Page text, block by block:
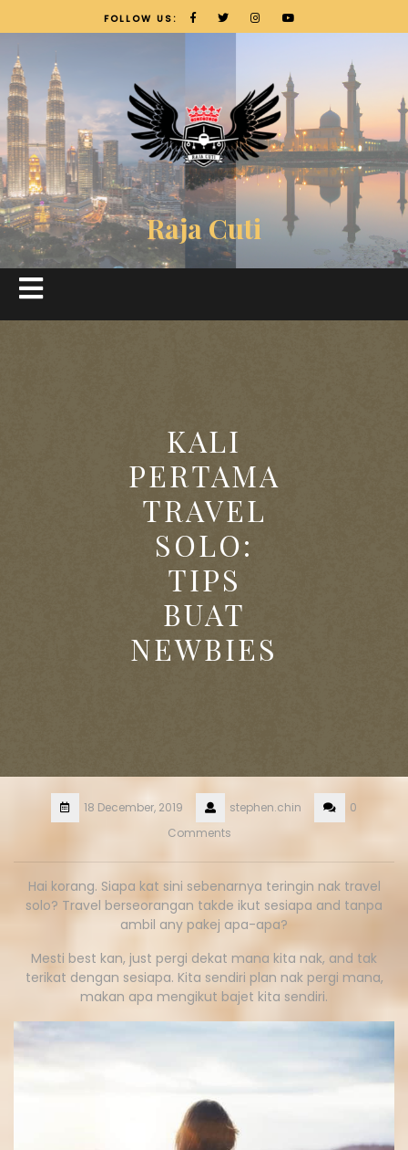
FOLLOW US:
Raja Cuti
KALI
PERTAMA
TRAVEL
SOLO:
TIPS
BUAT
NEWBIES
18 December, 2019 stephen.chin
0
Comments
Hai korang. Siapa kat sini sebenarnya teringin nak travel
solo? Travel berseorangan takde ikut sesiapa and tanpa
ambil any pakej apa-apa?
Mesti best kan, just pergi dekat mana kita nak, and tak
terikat dengan sesiapa. Kita sendiri plan nak pergi mana,
makan apa mengikut bajet kita sendiri.